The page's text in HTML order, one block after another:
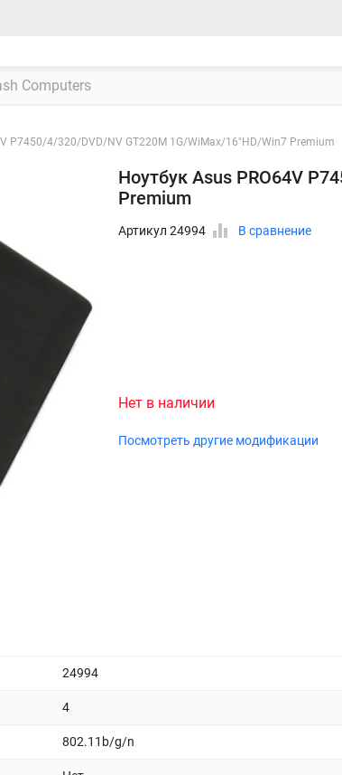
P7450/4/320/DVD/NV GT220M 1G/WiMax/16"HD/Win7 Premium
Ноутбук Asus PRO64V
Premium
Артикул 24994 В сравнение
Нет в наличии
Посмотреть другие модификации
24994
4
802.11b/g/n